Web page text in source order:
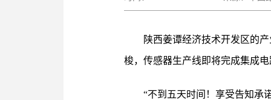
陕西姜谭经济技术开发区的
梭，传感器生产线即将完成集成
“不到五天时间！享受告知承